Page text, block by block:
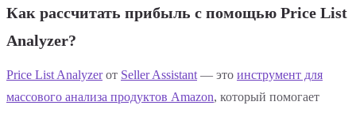
Как рассчитать прибыль с помощью Price List
Analyzer?
Price List Analyzerот Seller Assistant — это инструмент для
массового анализа продуктов Amazon, который помогает